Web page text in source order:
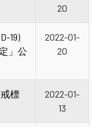
20
19)
」公
2022-01-
20
標
2022-01-
13